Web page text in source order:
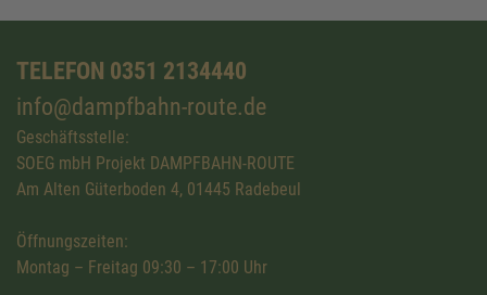
TELEFON 0351 2134440
info@dampfbahn-route.de
Geschäftsstelle:
SOEG mbH Projekt DAMPFBAHN-ROUTE
Am Alten Güterboden 4, 01445 Radebeul
Öffnungszeiten:
Montag – Freitag 09:30 – 17:00 Uhr